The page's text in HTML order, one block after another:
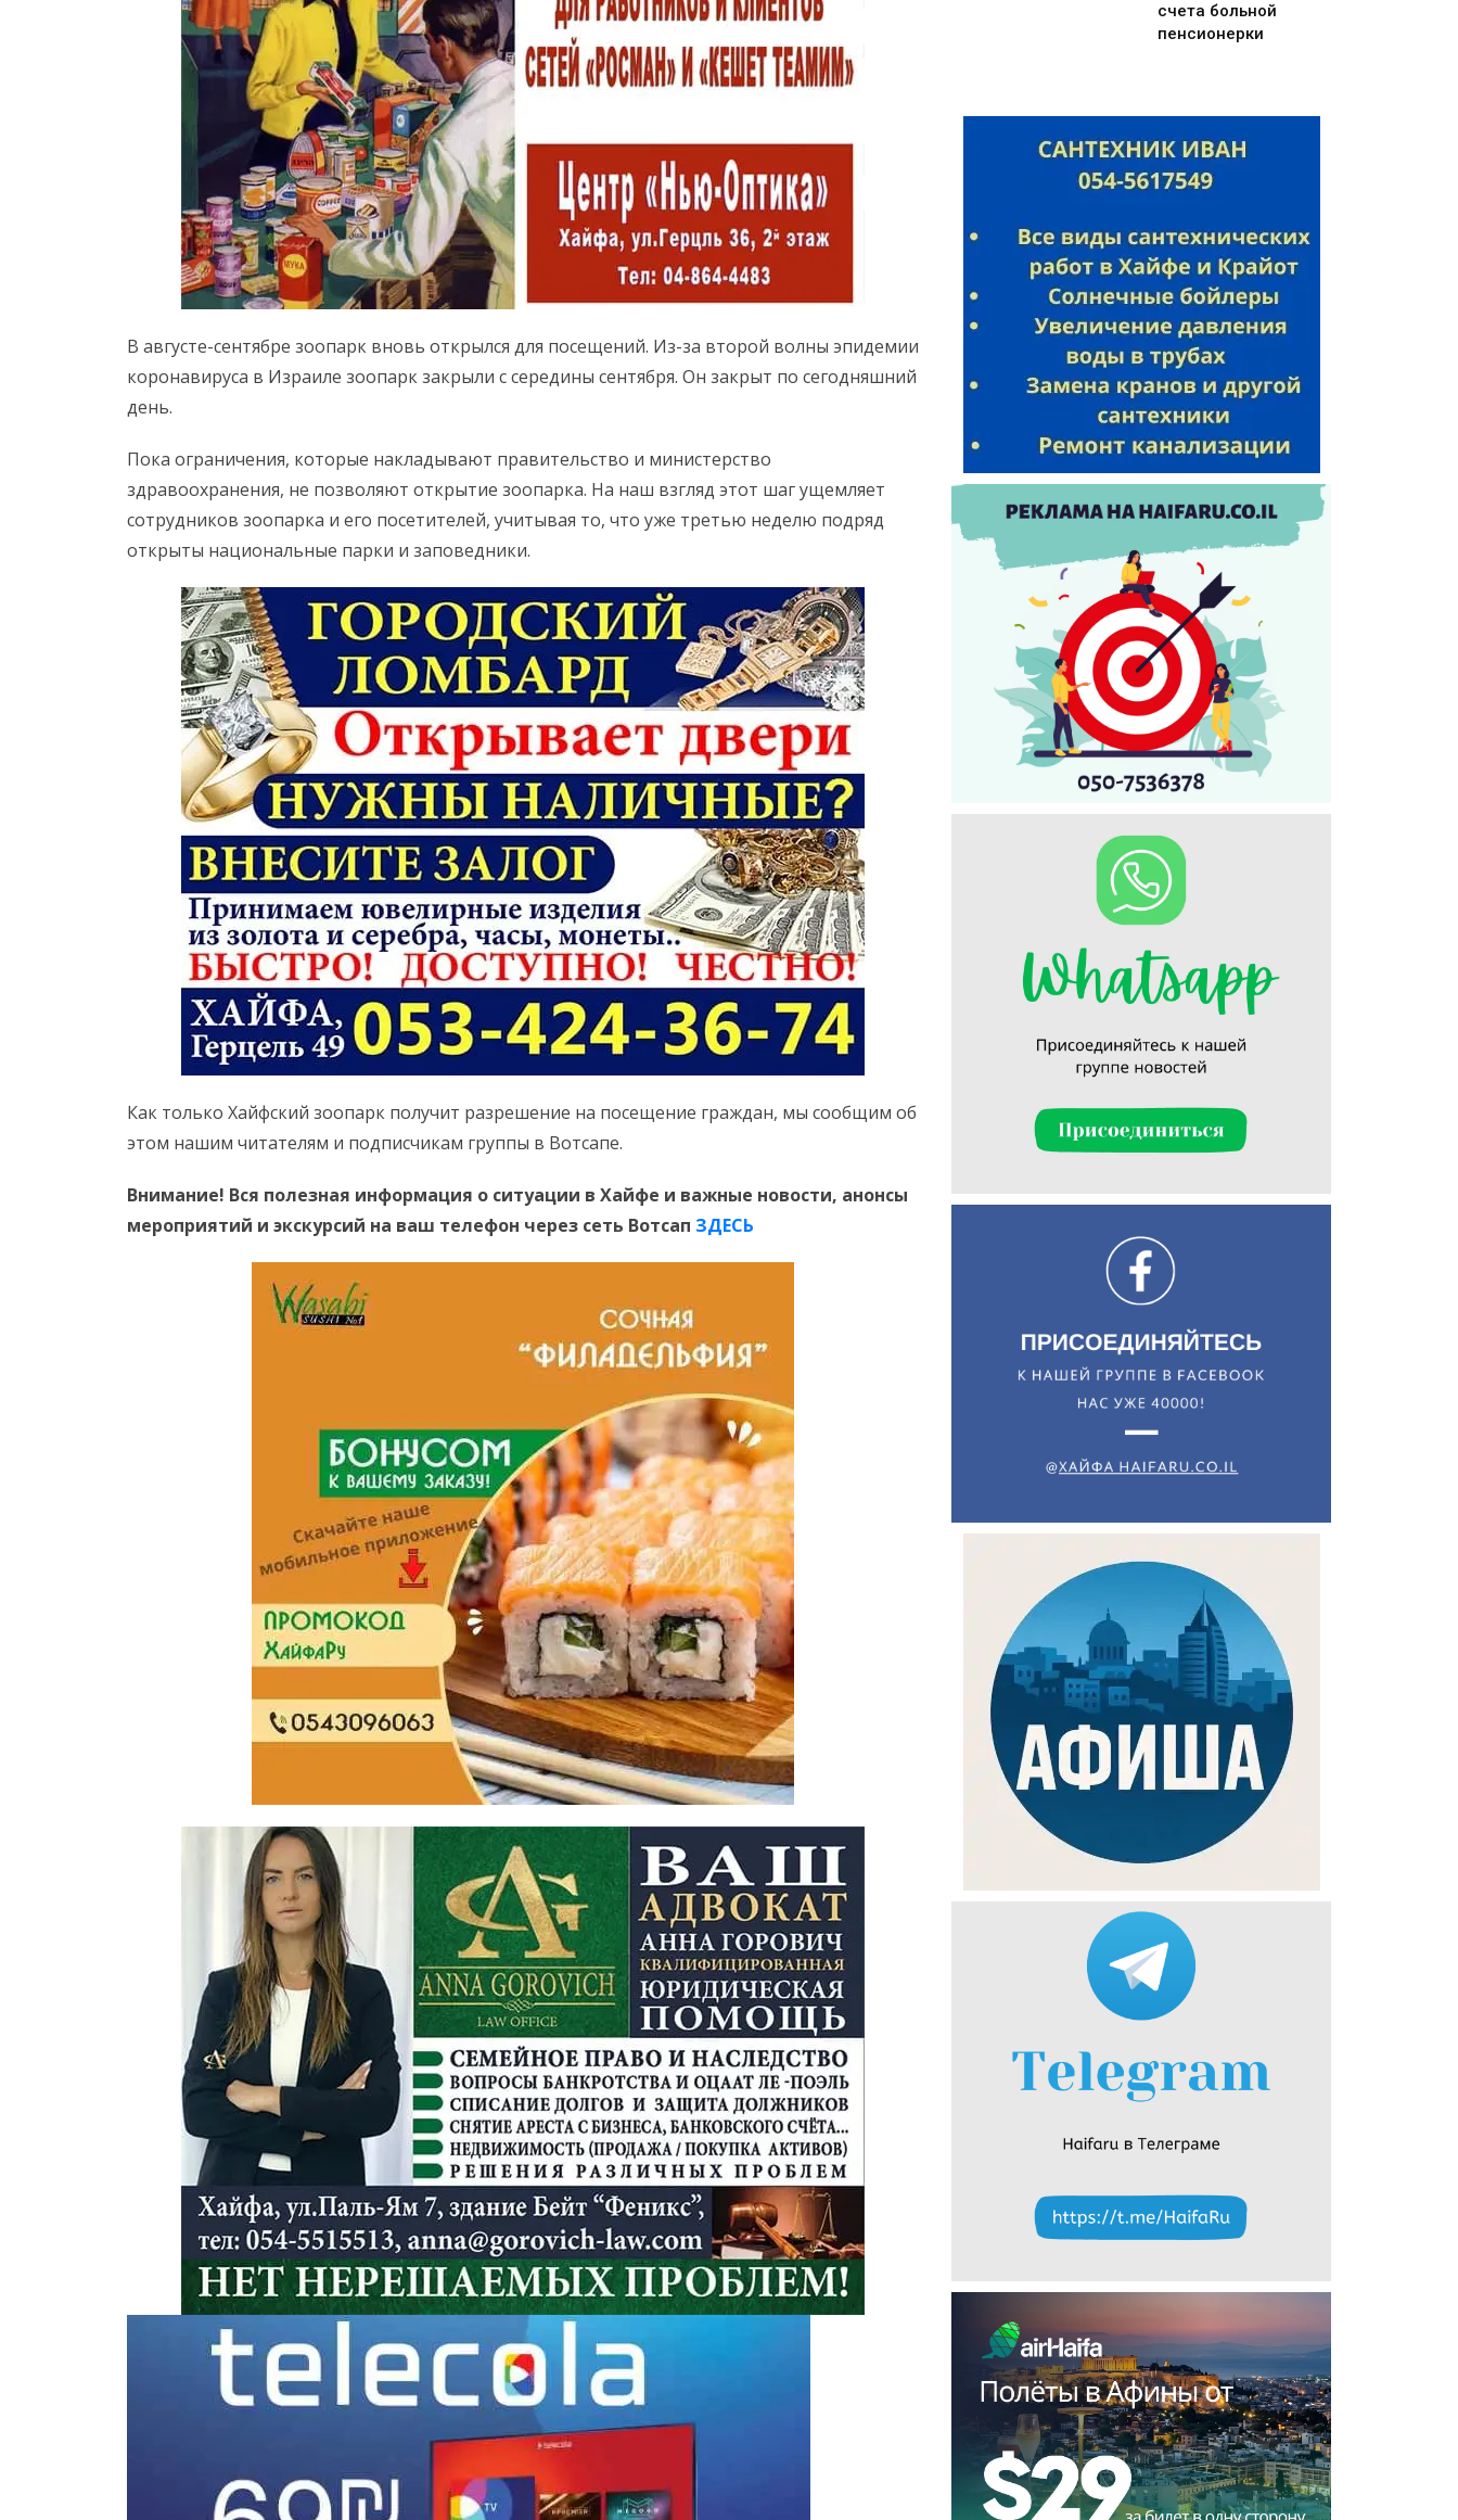
Искать
В августе-сентябре зоопарк вновь открылся для посещений. Из-за второй волны эпидемии
коронавируса в Израиле зоопарк закрыли с середины сентября. Он закрыт по сегодняшний
день.
Пока ограничения, которые накладывают правительство и министерство
здравоохранения, не позволяют открытие зоопарка. На наш взгляд этот шаг ущемляет
сотрудников зоопарка и его посетителей, учитывая то, что уже третью неделю подряд
открыты национальные парки и заповедники.
Как только Хайфский зоопарк получит разрешение на посещение граждан, мы сообщим об
этом нашим читателям и подписчикам группы в Вотсапе.
Внимание! Вся полезная информация о ситуации в Хайфе и важные новости, анонсы
мероприятий и экскурсий на ваш телефон через сеть Вотсап ЗДЕСЬ
счета больной
пенсионерки